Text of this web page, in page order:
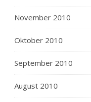
November 2010
Oktober 2010
September 2010
August 2010